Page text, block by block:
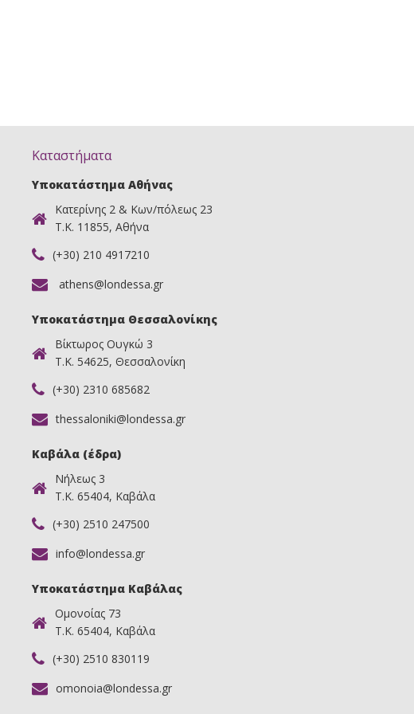
Καταστήματα
Υποκατάστημα Αθήνας
Κατερίνης 2 & Κων/πόλεως 23
Τ.Κ. 11855, Αθήνα
(+30) 210 4917210
athens@londessa.gr
Υποκατάστημα Θεσσαλονίκης
Βίκτωρος Ουγκώ 3
Τ.Κ. 54625, Θεσσαλονίκη
(+30) 2310 685682
thessaloniki@londessa.gr
Καβάλα (έδρα)
Νήλεως 3
Τ.Κ. 65404, Καβάλα
(+30) 2510 247500
info@londessa.gr
Υποκατάστημα Καβάλας
Ομονοίας 73
Τ.Κ. 65404, Καβάλα
(+30) 2510 830119
omonoia@londessa.gr